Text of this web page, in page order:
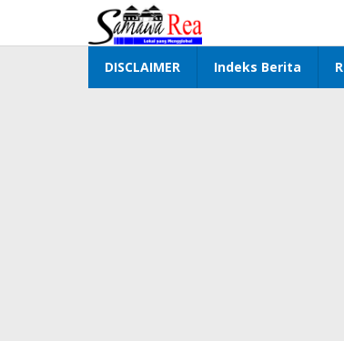
konten
DISCLAIMER Indeks Berita